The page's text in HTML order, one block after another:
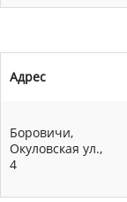
Адрес
Боровичи,
Окуловская ул.,
4